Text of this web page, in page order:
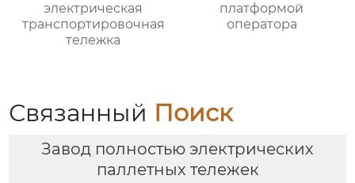
электрическая
транспортировочная
тележка
платформой
оператора
Связанный Поиск
Завод полностью электрических
паллетных тележек